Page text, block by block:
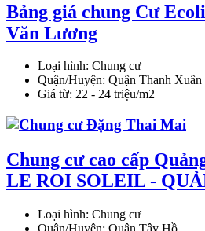
Bảng giá chung Cư
Văn Lương
Loại hình: Chung cư
Quận/Huyện: Quận Thanh Xuân
Giá từ: 22 - 24 triệu/m2
Chung cư cao cấp
LE ROI SOLEIL -
Loại hình: Chung cư
Quận/Huyện: Quận Tây Hồ